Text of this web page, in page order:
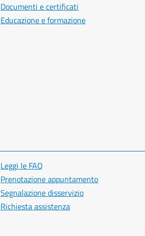
Documenti e certificati
Educazione e formazione
Leggi le FAQ
Prenotazione appuntamento
Segnalazione disservizio
Richiesta assistenza